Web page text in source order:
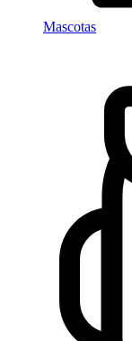
Mascotas